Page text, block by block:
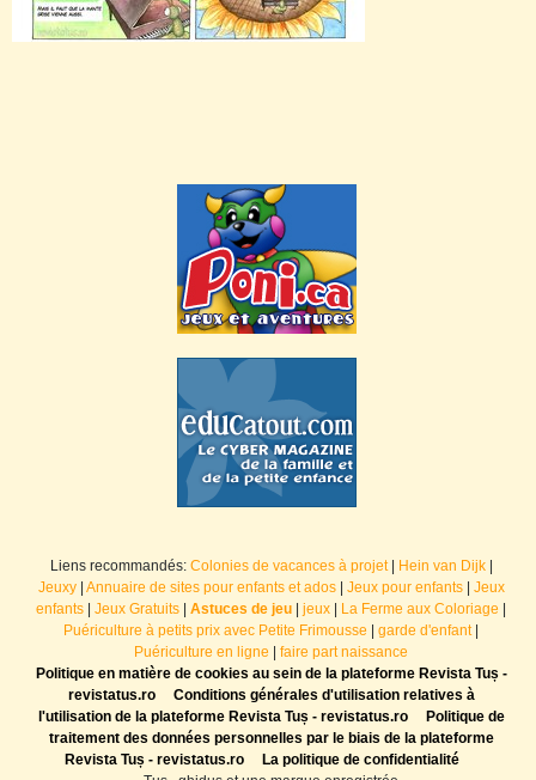
Liens recommandés: Colonies de vacances à projet| Hein van Dijk|
Jeuxy| Annuaire de sites pour enfants et ados| Jeux pour enfants| Jeux
enfants
Jeux Gratuits Astuces de jeu jeux La Ferme aux Coloriage
Puériculture à petits prix avec Petite Frimousse
garde d'enfant|
Puériculture en ligne
faire part naissance
Politique en matière de cookies au sein de la plateforme Revista Tuș -
revistatus.ro
Conditions générales d'utilisation relatives à
l'utilisation de la plateforme Revista Tuș - revistatus.ro
Politique de
traitement des données personnelles par le biais de la plateforme
Revista Tuș - revistatus.ro
La politique de confidentialité